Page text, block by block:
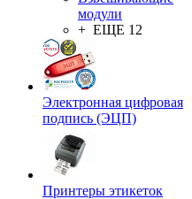
модули
+ ЕЩЕ 12
Электронная цифровая
подпись (ЭЦП)
Принтеры этикеток